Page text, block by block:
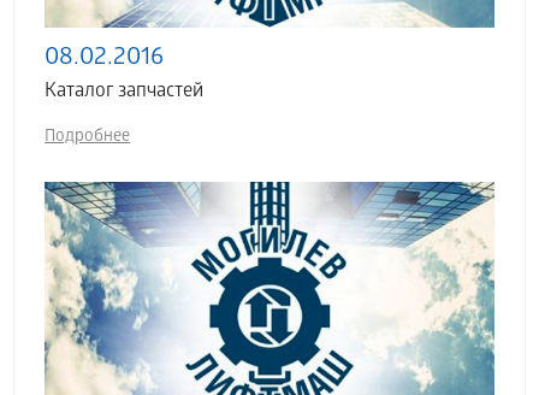
08.02.2016
Каталог запчастей
Подробнее